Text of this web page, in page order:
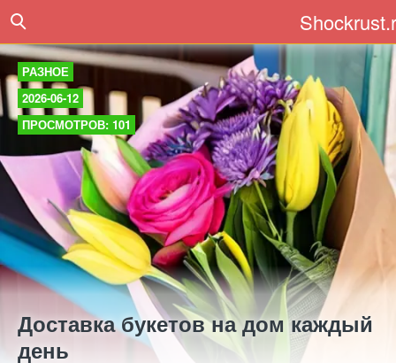
РАЗНОЕ
2026-06-12
ПРОСМОТРОВ: 101
Доставка букетов на дом каждый
день